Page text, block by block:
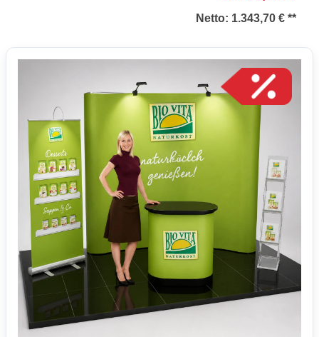
Netto: 1.343,70 € **